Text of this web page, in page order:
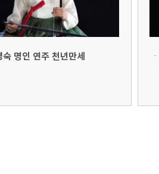
숙 명인 연주 천년만세